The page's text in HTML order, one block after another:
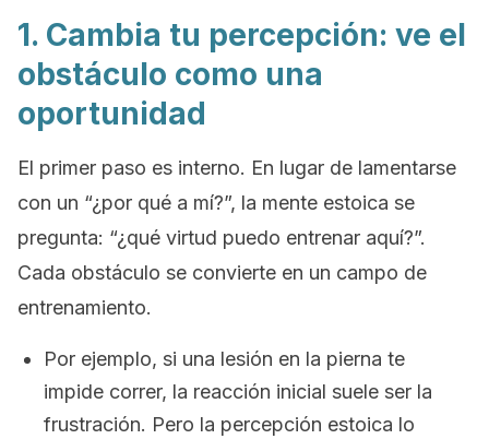
1. Cambia tu percepción: ve el
obstáculo como una
oportunidad
El primer paso es interno. En lugar de lamentarse
con un “¿por qué a mí?”, la mente estoica se
pregunta: “¿qué virtud puedo entrenar aquí?”.
Cada obstáculo se convierte en un campo de
entrenamiento.
Por ejemplo, si una lesión en la pierna te
impide correr, la reacción inicial suele ser la
frustración. Pero la percepción estoica lo